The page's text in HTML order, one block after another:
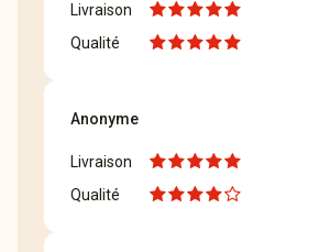
Livraison
Qualité
Anonyme
Livraison
Qualité